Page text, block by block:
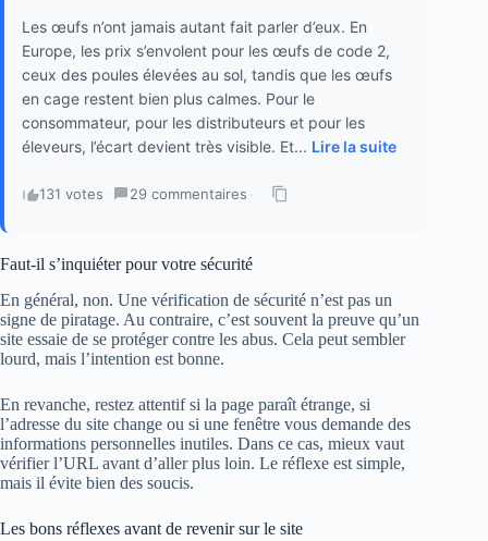
Les œufs n’ont jamais autant fait parler d’eux. En
Europe, les prix s’envolent pour les œufs de code 2,
ceux des poules élevées au sol, tandis que les œufs
en cage restent bien plus calmes. Pour le
consommateur, pour les distributeurs et pour les
éleveurs, l’écart devient très visible. Et... Lire la suite
131 votes · 29 commentaires ·
Faut-il s’inquiéter pour votre sécurité
En général, non. Une vérification de sécurité n’est pas un
signe de piratage. Au contraire, c’est souvent la preuve qu’un
site essaie de se protéger contre les abus. Cela peut sembler
lourd, mais l’intention est bonne.
En revanche, restez attentif si la page paraît étrange, si
l’adresse du site change ou si une fenêtre vous demande des
informations personnelles inutiles. Dans ce cas, mieux vaut
vérifier l’URL avant d’aller plus loin. Le réflexe est simple,
mais il évite bien des soucis.
Les bons réflexes avant de revenir sur le site